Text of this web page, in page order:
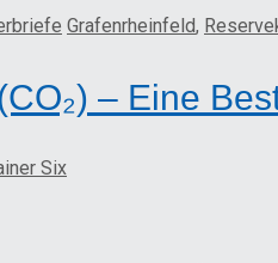
Schlagwörter
Grafenrheinfeld,
– Eine
Six